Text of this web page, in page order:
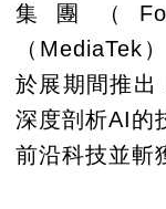
集團（
（MediaTek
於展期間推
深度剖析AI的
前沿科技並斬